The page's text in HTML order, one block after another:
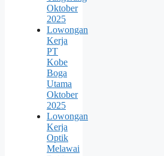
Oktober
2025
Lowongan
Kerja
PT
Kobe
Boga
Utama
Oktober
2025
Lowongan
Kerja
Optik
Melawai